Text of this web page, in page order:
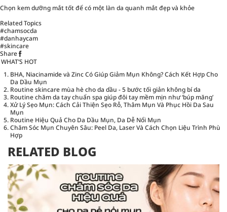
Chọn kem dưỡng mắt tốt để có một làn da quanh mắt đẹp và khỏe
Related Topics
#chamsocda
#danhaycam
#skincare
Share
WHAT’S HOT
BHA, Niacinamide và Zinc Có Giúp Giảm Mụn Không? Cách Kết Hợp Cho
Da Dầu Mụn
Routine skincare mùa hè cho da dầu - 5 bước tối giản không bí da
Routine chăm da tay chuẩn spa giúp đôi tay mềm mịn như ‘búp măng’
Xử Lý Sẹo Mụn: Cách Cải Thiện Sẹo Rỗ, Thâm Mụn Và Phục Hồi Da Sau
Mụn
Routine Hiệu Quả Cho Da Dầu Mụn, Da Dễ Nổi Mụn
Chăm Sóc Mụn Chuyên Sâu: Peel Da, Laser Và Cách Chọn Liệu Trình Phù
Hợp
RELATED BLOG